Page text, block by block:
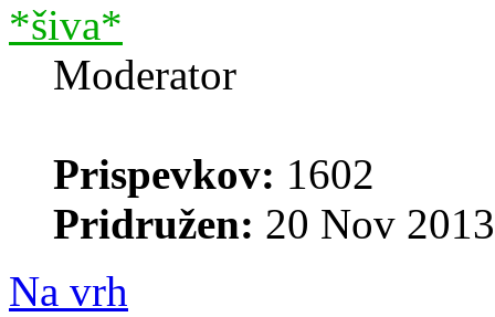
*šiva*
Moderator
Prispevkov: 1602
Pridružen: 20 Nov
Na vrh